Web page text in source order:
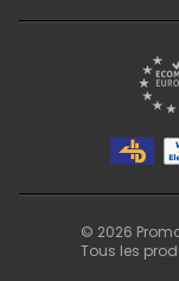
© 2026
Tous les